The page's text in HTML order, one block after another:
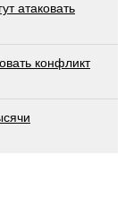
атаковать
конфликт